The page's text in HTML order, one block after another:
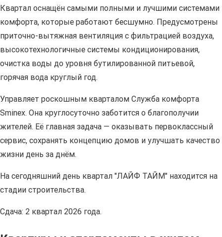
Квартал оснащён самыми полными и лучшими системами
комфорта, которые работают бесшумно. Предусмотрены
приточно-вытяжная вентиляция с фильтрацией воздуха,
высокотехнологичные системы кондиционирования,
очистка воды до уровня бутилированной питьевой,
горячая вода круглый год.
Управляет роскошным кварталом Служба комфорта
Sminex. Она круглосуточно заботится о благополучии
жителей. Её главная задача — оказывать первоклассный
сервис, сохранять концепцию домов и улучшать качество
жизни день за днём.
На сегодняшний день квартал "ЛАЙФ ТАЙМ" находится на
стадии строительства.
Сдача: 2 квартал 2026 года.